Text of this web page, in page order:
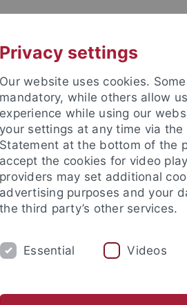
(ZDV)
Privacy settings
Our website uses cookies.
mandatory, while others allow
experience while using our
your settings at any time via the
Statement at the bottom of the
accept the cookies for video
providers may set additional
advertising purposes and your
the third party’s other services.
Essential Videos